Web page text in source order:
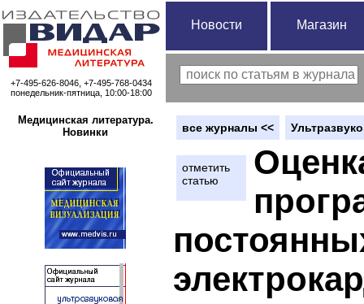
+7-495-626-8046, +7-495-768-0434
понедельник-пятница, 10:00-18:00
Новости Магазин
Медицинская литература.
Новинки
вce журналы <<
отметить
статью